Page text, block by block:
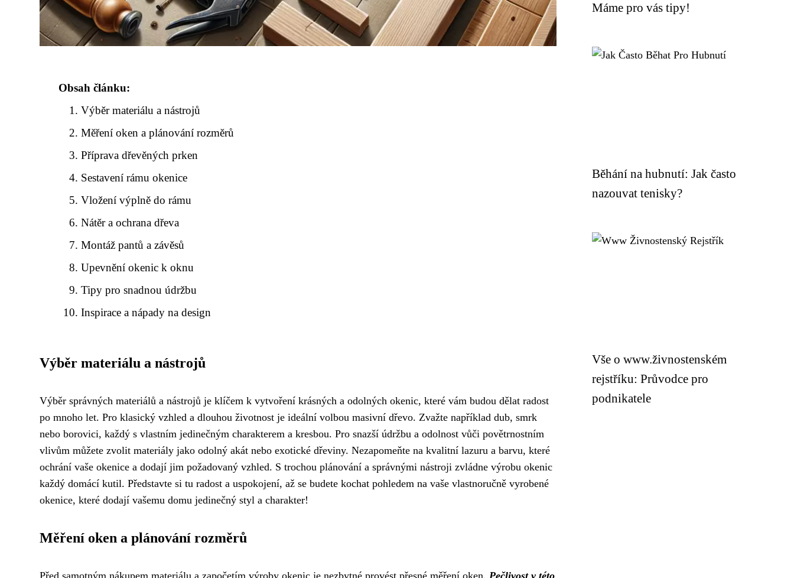
Obsah článku:
Výběr materiálu a nástrojů
Měření oken a plánování rozměrů
Příprava dřevěných prken
Sestavení rámu okenice
Vložení výplně do rámu
Nátěr a ochrana dřeva
Montáž pantů a závěsů
Upevnění okenic k oknu
Tipy pro snadnou údržbu
Inspirace a nápady na design
Výběr materiálu a nástrojů
Výběr správných materiálů a nástrojů je klíčem k vytvoření krásných a odolných okenic, které vám budou dělat radost
po mnoho let. Pro klasický vzhled a dlouhou životnost je ideální volbou masivní dřevo. Zvažte například dub, smrk
nebo borovici, každý s vlastním jedinečným charakterem a kresbou. Pro snazší údržbu a odolnost vůči povětrnostním
vlivům můžete zvolit materiály jako odolný akát nebo exotické dřeviny. Nezapomeňte na kvalitní lazuru a barvu, které
ochrání vaše okenice a dodají jim požadovaný vzhled. S trochou plánování a správnými nástroji zvládne výrobu okenic
každý domácí kutil. Představte si tu radost a uspokojení, až se budete kochat pohledem na vaše vlastnoručně vyrobené
okenice, které dodají vašemu domu jedinečný styl a charakter!
Měření oken a plánování rozměrů
Před samotným nákupem materiálu a započetím výroby okenic je nezbytné provést přesné měření oken. Pečlivost v této
Máme pro vás tipy!
Běhání na hubnutí: Jak často
nazouvat tenisky?
Vše o www.živnostenském
rejstříku: Průvodce pro
podnikatele